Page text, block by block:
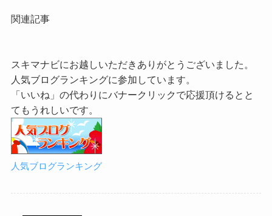
関連記事
スキマナビにお越しいただきありがとうございました。
人気ブログランキングに参加しています。
「いいね」の代わりにバナークリックで応援頂けるとと
てもうれしいです。
人気ブログランキング